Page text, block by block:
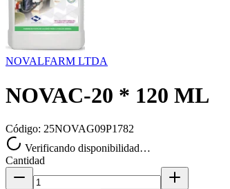
NOVALFARM LTDA
NOVAC-20 * 120 ML
Código: 25NOVAG09P1782
Verificando disponibilidad…
Cantidad